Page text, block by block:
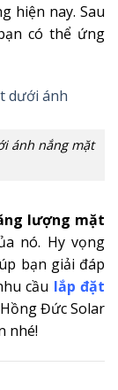
hiện nay. Sau
có thể ứng
ánh nắng mặt
lượng mặt
nó. Hy vọng
bạn giải đáp
cầu lắp đặt
Đức Solar
nhé!